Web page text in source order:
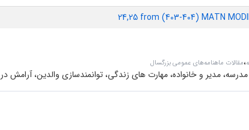
24,25 from (403-404) MATN
،مقالات ماهنامه‌های عمومی بزرگسال
مدیر و خانواده، مهارت های زندگی، توانمندسازی والدین، آرامش